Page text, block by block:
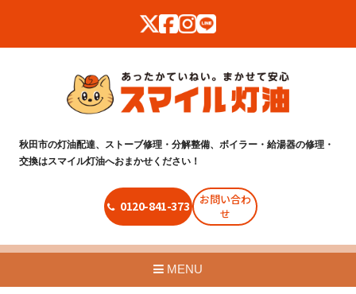
秋田市の灯油配達、ストーブ修理・分解整備、ボイラー・給湯器の修理・
交換はスマイル灯油へおまかせください！
0120-841-373
お問い合わ
せ
MENU